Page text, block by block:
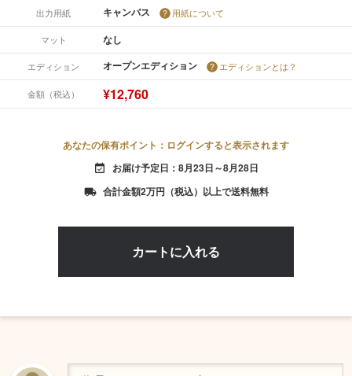
出力用紙 キャンバス 用紙について
マット なし
エディション オープンエディション エディションとは？
金額（税込） ¥12,760
あなたの保有ポイント：ログインすると表示されます
event_available お届け予定日：8月23日～8月28日
local_shipping 合計金額2万円（税込）以上で送料無料